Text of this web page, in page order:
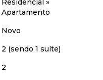
Apartamento
Novo
2 (sendo 1 suíte)
2